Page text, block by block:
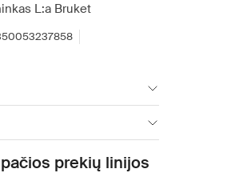
L:a Bruket
prekių linijos